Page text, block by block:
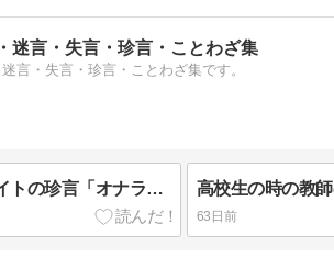
迷言・失言・珍言・ことわざ集
言・失言・珍言・ことわざ集です。
中学生のクラスメイトの珍言「オナラは少しづつするものだよ。」
63日前